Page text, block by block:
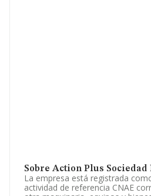
Sobre Action Plus
La empresa está registrada
actividad de referencia CNAE